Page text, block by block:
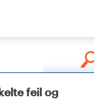
feil og